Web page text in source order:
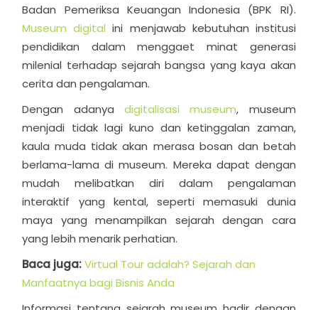
Badan Pemeriksa Keuangan Indonesia (BPK RI).
Museum digital ini menjawab kebutuhan institusi
pendidikan dalam menggaet minat generasi
milenial terhadap sejarah bangsa yang kaya akan
cerita dan pengalaman.
Dengan adanya digitalisasi museum, museum
menjadi tidak lagi kuno dan ketinggalan zaman,
kaula muda tidak akan merasa bosan dan betah
berlama-lama di museum. Mereka dapat dengan
mudah melibatkan diri dalam pengalaman
interaktif yang kental, seperti memasuki dunia
maya yang menampilkan sejarah dengan cara
yang lebih menarik perhatian.
Baca juga: Virtual Tour adalah? Sejarah dan
Manfaatnya bagi Bisnis Anda